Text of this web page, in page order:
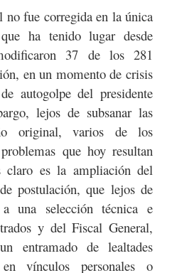
no fue corregida en la única
ha tenido lugar desde
37 de los 281
en un momento de crisis
autogolpe del presidente
lejos de subsanar las
original, varios de los
que hoy resultan
claro es la ampliación del
postulación, que lejos de
una selección técnica e
y del Fiscal General,
entramado de lealtades
vínculos personales o